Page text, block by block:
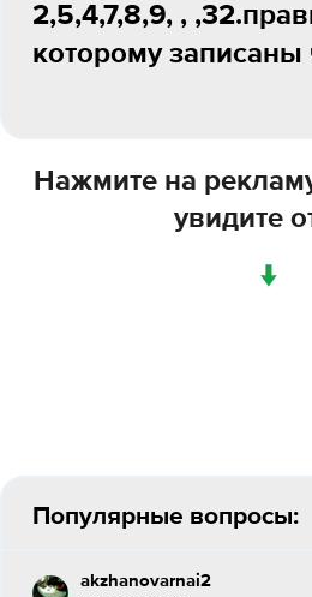
2,5,4,7,8,9, ,
которому записаны
Нажмите на
увидите
↓
Популярные вопросы:
akzhanovarnai2